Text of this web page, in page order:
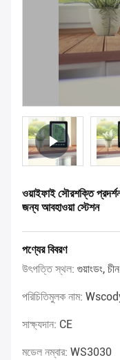
ওয়াইফাই সৌরশক্তি প্রদর্শন
জন্য আবহাওয়া স্টেশন
পণ্যের বিবরণ
উৎপত্তি স্থল: গুয়াংডং, চীন
পরিচিতিমুলক নাম:
সাক্ষ্যদান: CE
মডেল নম্বার: WS3030